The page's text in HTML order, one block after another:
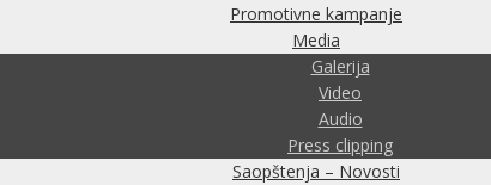
Promotivne kampanje
Media
Galerija
Video
Audio
Press clipping
Saopštenja – Novosti